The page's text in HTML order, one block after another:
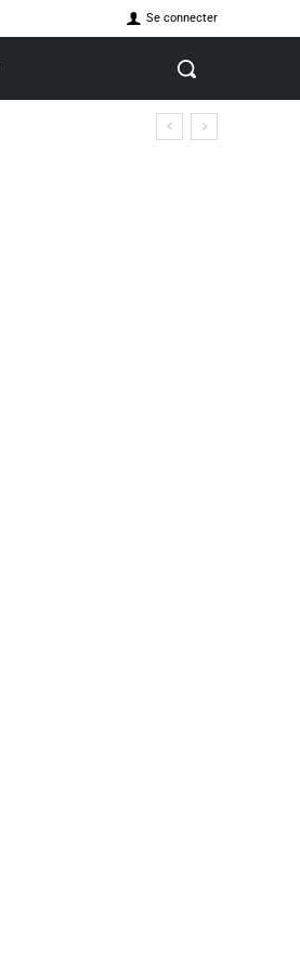
Se connecter